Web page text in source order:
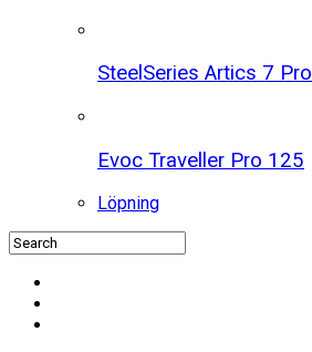
SteelSeries Artics 7 Pro
Evoc Traveller Pro 125
Löpning